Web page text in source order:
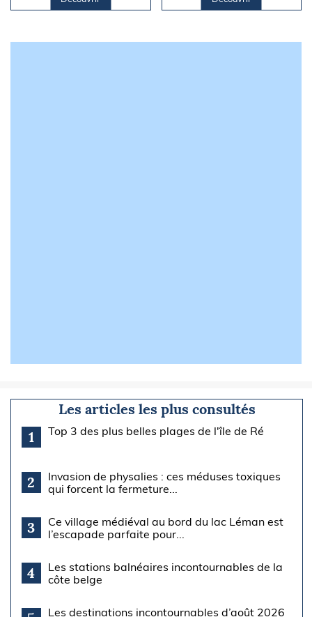
Les articles les plus consultés
1
Top 3 des plus belles plages de l'île de Ré
2
Invasion de physalies : ces méduses toxiques
qui forcent la fermeture...
3
Ce village médiéval au bord du lac Léman est
l’escapade parfaite pour...
4
Les stations balnéaires incontournables de la
côte belge
Les destinations incontournables d’août 2026